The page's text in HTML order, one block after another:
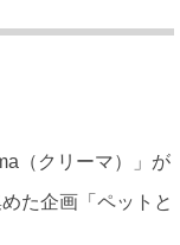
（クリーマ）」が
た企画「ペットと